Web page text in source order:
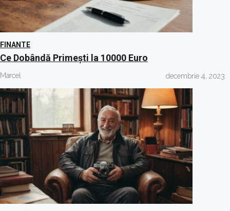
FINANTE
Ce Dobândă Primești la 10000 Euro
Marcel decembrie 4, 2023